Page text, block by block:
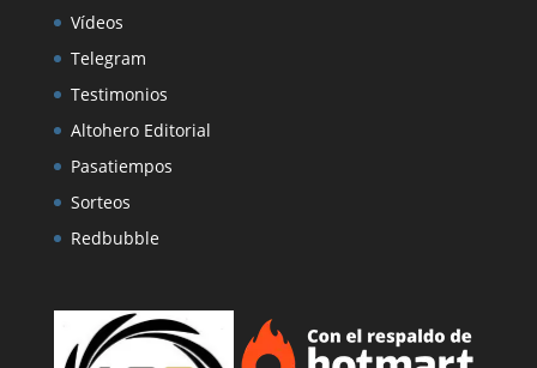
Vídeos
Telegram
Testimonios
Altohero Editorial
Pasatiempos
Sorteos
Redbubble